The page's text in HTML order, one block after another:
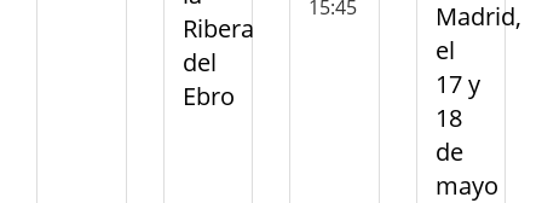
Ribera
del
Ebro
15:45
Madrid,
el
17 y
18
de
mayo